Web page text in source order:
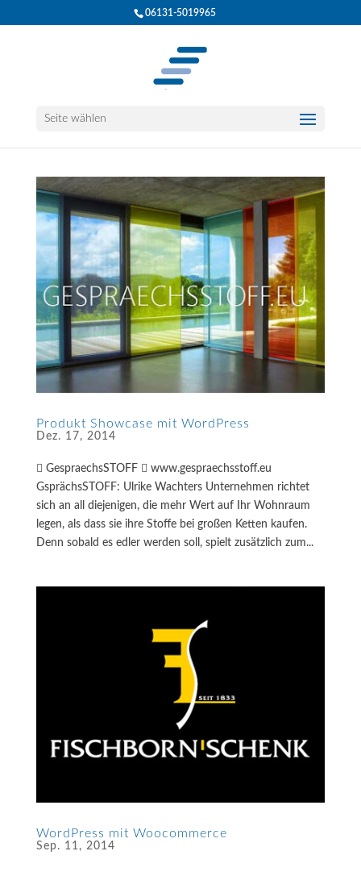
06131-5019965
Seite wählen
Produkt Showcase mit WordPress
Dez. 17, 2014
 GespraechsSTOFF  www.gespraechsstoff.eu
GsprächsSTOFF: Ulrike Wachters Unternehmen richtet
sich an all diejenigen, die mehr Wert auf Ihr Wohnraum
legen, als dass sie ihre Stoffe bei großen Ketten kaufen.
Denn sobald es edler werden soll, spielt zusätzlich zum...
WordPress mit Woocommerce
Sep. 11, 2014